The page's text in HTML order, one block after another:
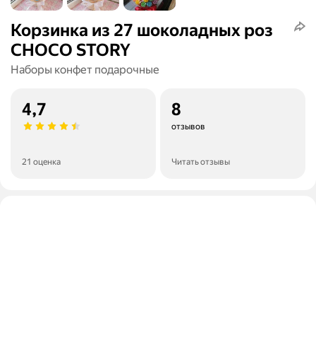
Корзинка из 27 шоколадных роз
CHOCO STORY
Наборы конфет подарочные
4,7
21 оценка
8
отзывов
Читать отзывы